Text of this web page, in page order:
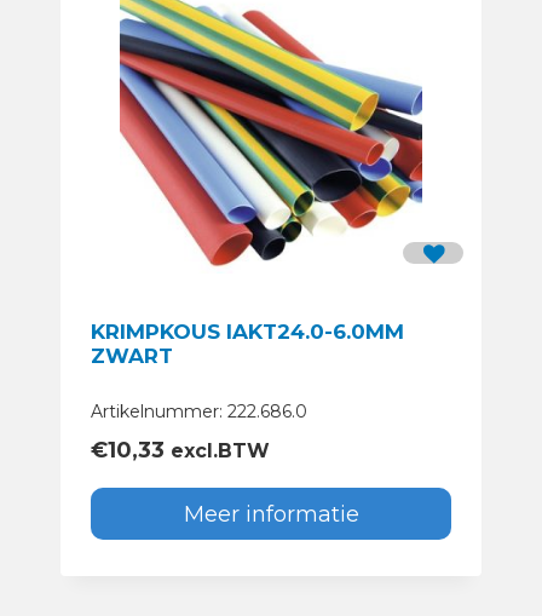
KRIMPKOUS IAKT24.0-6.0MM
ZWART
Artikelnummer: 222.686.0
€10,33 excl.BTW
Meer informatie